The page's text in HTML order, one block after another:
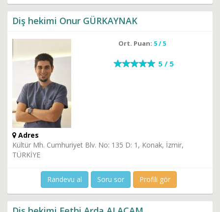
Diş hekimi Onur GÜRKAYNAK
Ort. Puan: 5 / 5
5 / 5
Adres
Kültür Mh. Cumhuriyet Blv. No: 135 D: 1, Konak, İzmir,
TÜRKİYE
Randevu al Soru sor Profili gör